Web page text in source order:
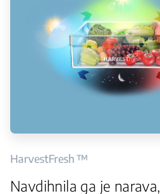
HarvestFresh ™
Navdihnila ga je narava,